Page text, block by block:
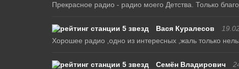
Прекрасное радио - радио моего Детства. Только
Вася Куралесов
Хорошее радио ,одно из интересных ,жаль только
Семён Владирович